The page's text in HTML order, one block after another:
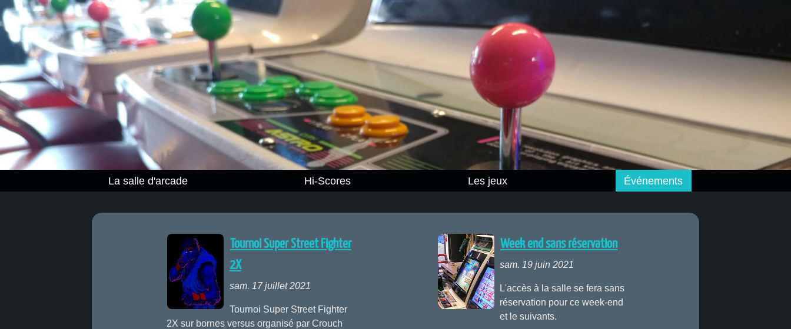
La salle d'arcade Hi-Scores Les jeux Événements
Tournoi Super Street Fighter
2X
sam. 17 juillet 2021
Tournoi Super Street Fighter
2X sur bornes versus organisé par Crouch
Week end sans réservation
sam. 19 juin 2021
L'accès à la salle se fera sans
réservation pour ce week-end
et le suivants.